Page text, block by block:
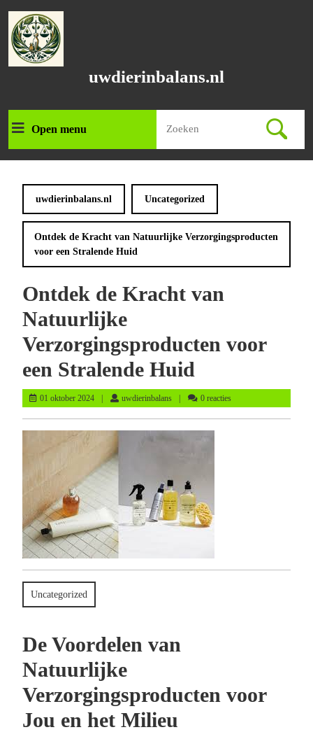
naar
inhoud
uwdierinbalans.nl
Open menuOpen
menu
naar:
uwdierinbalans.nl Uncategorized
Ontdek de Kracht van Natuurlijke Verzorgingsproducten
voor een Stralende Huid
Ontdek de Kracht van
Natuurlijke
Verzorgingsproducten voor
een Stralende Huid
01 oktober 202401
oktober
uwdierinbalansuwdierinbalans
0 reacties
Uncategorized
De Voordelen van
Natuurlijke
Verzorgingsproducten voor
Jou en het Milieu